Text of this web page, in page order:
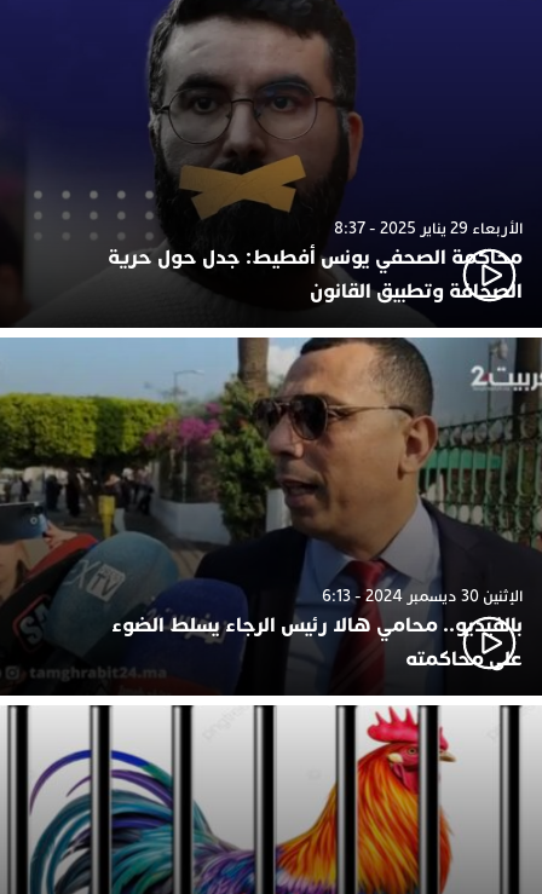
الأربعاء 29 يناير 2025 - 8:37
محاكمة الصحفي يونس أفطيط: جدل حول حرية
الصحافة وتطبيق القانون
الإثنين 30 ديسمبر 2024 - 6:13
بالفيديو.. محامي هالا رئيس الرجاء يسلط الضوء
على محاكمته